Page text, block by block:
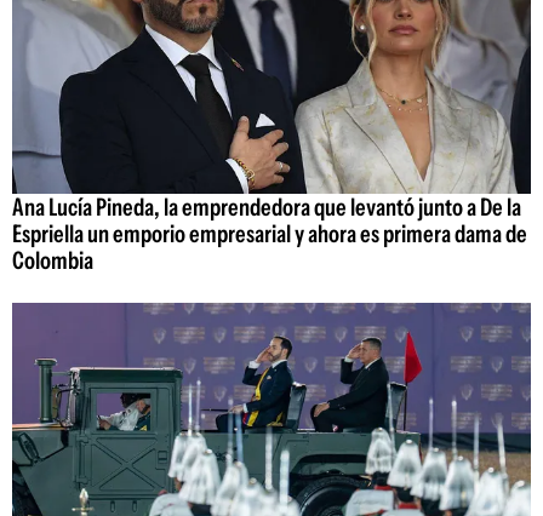
Ana Lucía Pineda, la emprendedora que levantó junto a De la
Espriella un emporio empresarial y ahora es primera dama de
Colombia